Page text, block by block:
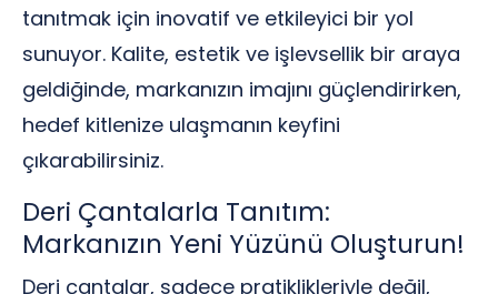
tanıtmak için inovatif ve etkileyici bir yol
sunuyor. Kalite, estetik ve işlevsellik bir araya
geldiğinde, markanızın imajını güçlendirirken,
hedef kitlenize ulaşmanın keyfini
çıkarabilirsiniz.
Deri Çantalarla Tanıtım:
Markanızın Yeni Yüzünü Oluşturun!
Deri çantalar, sadece pratiklikleriyle değil,